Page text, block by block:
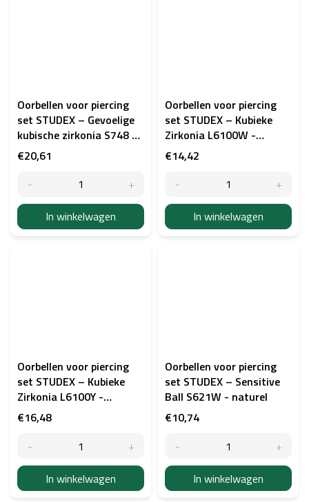
Oorbellen voor piercing
set STUDEX – Gevoelige
kubische zirkonia S748 -
goud
€20,61
In winkelwagen
Oorbellen voor piercing
set STUDEX – Kubieke
Zirkonia L6100W -
zilverkleurig
€14,42
In winkelwagen
Oorbellen voor piercing
set STUDEX – Kubieke
Zirkonia L6100Y -
goudkleurig
€16,48
In winkelwagen
Oorbellen voor piercing
set STUDEX – Sensitive
Ball S621W - naturel
€10,74
In winkelwagen